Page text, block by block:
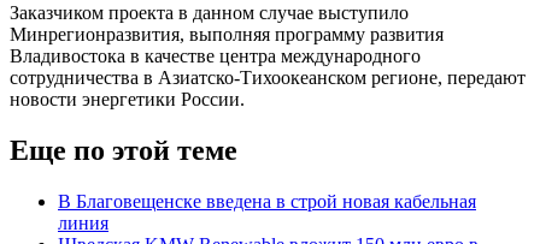
Заказчиком проекта в данном случае выступило
Минрегионразвития, выполняя программу развития
Владивостока в качестве центра международного
сотрудничества в Азиатско-Тихоокеанском регионе, передают
новости энергетики России.
Еще по этой теме
В Благовещенске введена в строй новая кабельная
линия